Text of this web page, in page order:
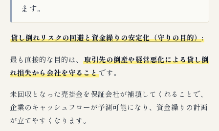
ます。
貸し倒れリスクの回避と資金繰りの安定化（守りの目的）:
最も直接的な目的は、 取引先の倒産や経営悪化による貸し倒
れ損失から会社を守ることです。
未回収となった売掛金を保証会社が補填してくれることで、
企業のキャッシュフローが予測可能になり、資金繰りの計画
が立てやすくなります。